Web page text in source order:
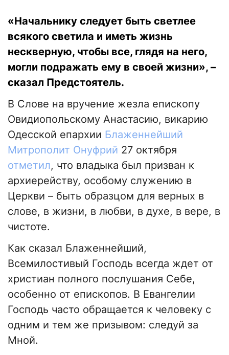
«Начальнику следует быть светлее
всякого светила и иметь жизнь
нескверную, чтобы все, глядя на него,
могли подражать ему в своей жизни», –
сказал Предстоятель.
В Слове на вручение жезла епископу
Овидиопольскому Анастасию, викарию
Одесской епархии Блаженнейший
Митрополит Онуфрий 27 октября
отметил, что владыка был призван к
архиерейству, особому служению в
Церкви – быть образцом для верных в
слове, в жизни, в любви, в духе, в вере, в
чистоте.
Как сказал Блаженнейший,
Всемилостивый Господь всегда ждет от
христиан полного послушания Себе,
особенно от епископов. В Евангелии
Господь часто обращается к человеку с
одним и тем же призывом: следуй за
Мной.